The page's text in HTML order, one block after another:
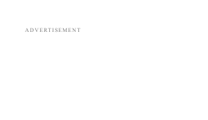
ADVERTISEMENT